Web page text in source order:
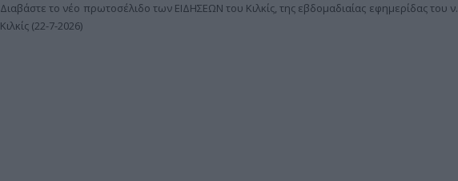
Διαβάστε το νέο πρωτοσέλιδο των ΕΙΔΗΣΕΩΝ του Κιλκίς, της εβδομαδιαίας εφημερίδας του ν.
Κιλκίς (22-7-2026)